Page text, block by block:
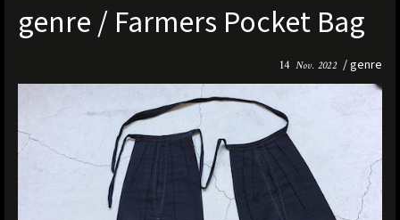
genre / Farmers Pocket Bag
14 Nov. 2022 genre